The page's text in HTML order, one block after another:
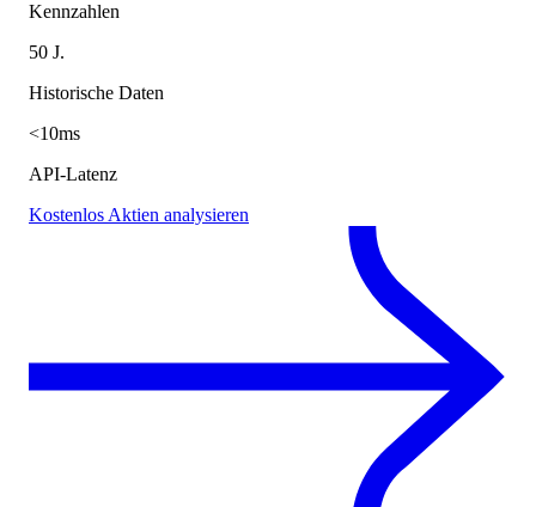
Kennzahlen
50 J.
Historische Daten
<10ms
API-Latenz
Kostenlos Aktien analysieren